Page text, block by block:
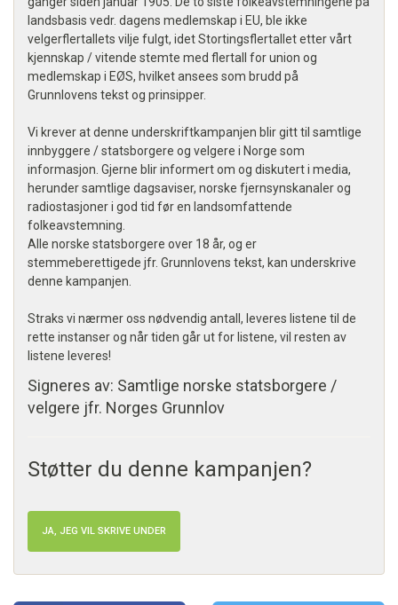
landsbasis vedr. dagens medlemskap i EU, ble ikke
velgerflertallets vilje fulgt, idet Stortingsflertallet etter vårt
kjennskap / vitende stemte med flertall for union og
medlemskap i EØS, hvilket ansees som brudd på
Grunnlovens tekst og prinsipper.
Vi krever at denne underskriftkampanjen blir gitt til samtlige
innbyggere / statsborgere og velgere i Norge som
informasjon. Gjerne blir informert om og diskutert i media,
herunder samtlige dagsaviser, norske fjernsynskanaler og
radiostasjoner i god tid før en landsomfattende
folkeavstemning.
Alle norske statsborgere over 18 år, og er
stemmeberettigede jfr. Grunnlovens tekst, kan underskrive
denne kampanjen.
Straks vi nærmer oss nødvendig antall, leveres listene til de
rette instanser og når tiden går ut for listene, vil resten av
listene leveres!
Signeres av: Samtlige norske statsborgere /
velgere jfr. Norges Grunnlov
Støtter du denne kampanjen?
JA, JEG VIL SKRIVE UNDER